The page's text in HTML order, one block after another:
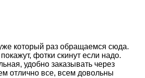
который раз обращаемся сюда.
фотки скинут если надо.
удобно заказывать через
отлично все, всем довольны